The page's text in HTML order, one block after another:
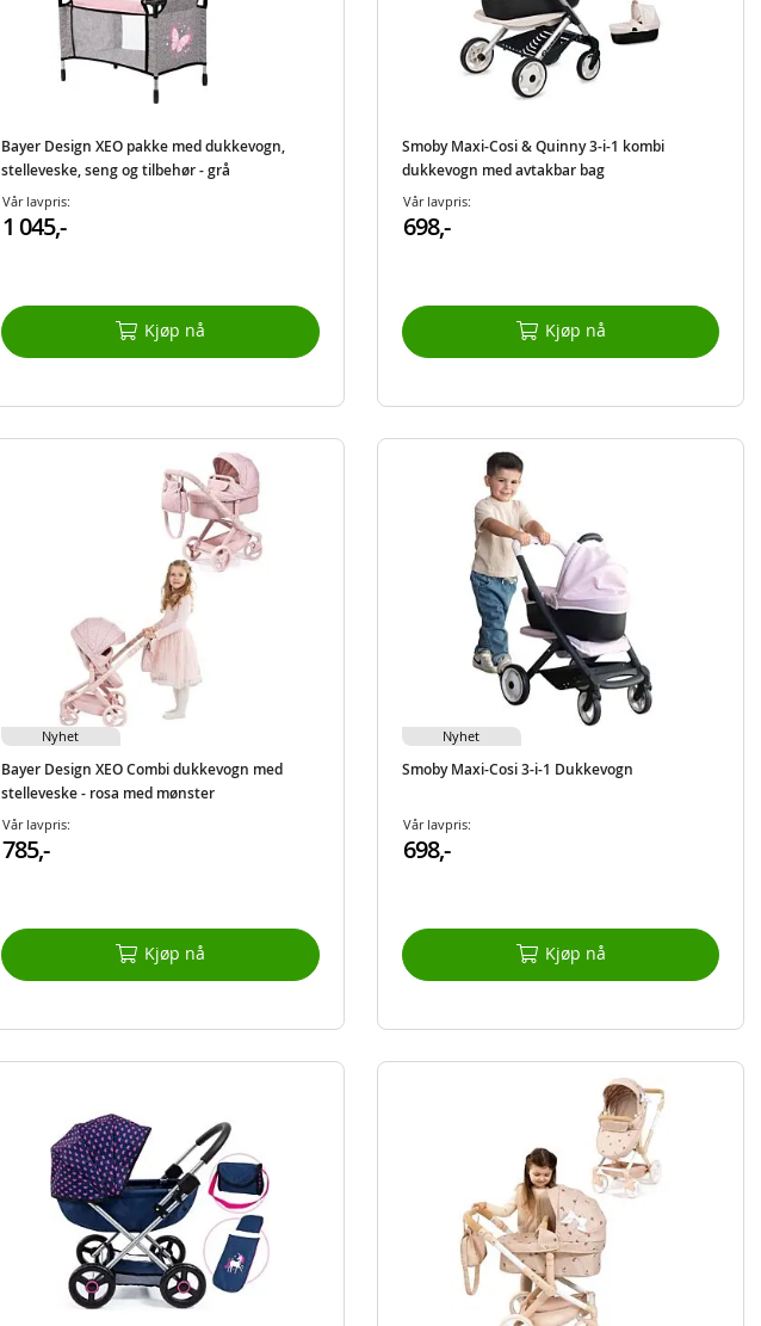
Bayer Design XEO pakke med dukkevogn,
stelleveske, seng og tilbehør - grå
Vår lavpris:
1 045,-
Kjøp nå
Smoby Maxi-Cosi & Quinny 3-i-1 kombi
dukkevogn med avtakbar bag
Vår lavpris:
698,-
Kjøp nå
Bayer Design XEO Combi dukkevogn med
stelleveske - rosa med mønster
Vår lavpris:
785,-
Kjøp nå
Nyhet
Smoby Maxi-Cosi 3-i-1 Dukkevogn
Vår lavpris:
698,-
Kjøp nå
Nyhet